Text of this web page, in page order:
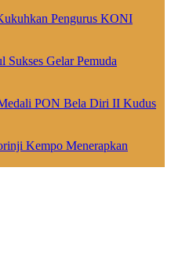
Pengurus KONI
Gelar Pemuda
PON Bela Diri II Kudus
Kempo Menerapkan